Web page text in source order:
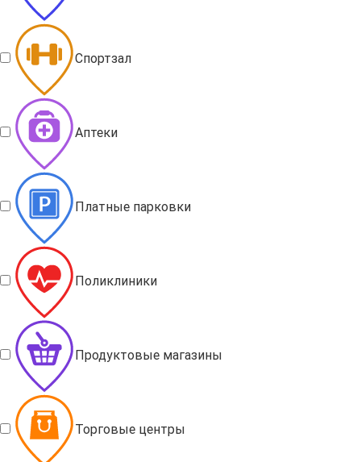
Спортзал
Аптеки
Платные парковки
Поликлиники
Продуктовые магазины
Торговые центры